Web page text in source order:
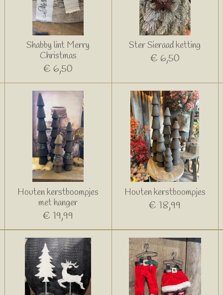
Shabby lint Merry
Christmas
€ 6,50
Ster Sieraad ketting
€ 6,50
Houten kerstboompjes
met hanger
€ 19,99
Houten kerstboompjes
€ 18,99